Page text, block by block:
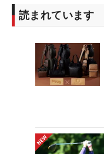
読まれています